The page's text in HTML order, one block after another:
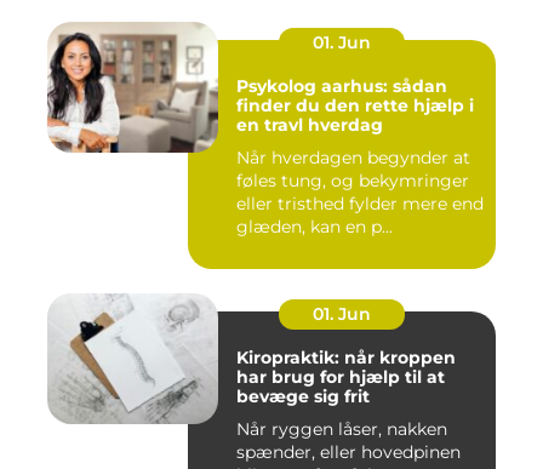
01. Jun
Psykolog aarhus: sådan
finder du den rette hjælp i
en travl hverdag
Når hverdagen begynder at
føles tung, og bekymringer
eller tristhed fylder mere end
glæden, kan en p...
01. Jun
Kiropraktik: når kroppen
har brug for hjælp til at
bevæge sig frit
Når ryggen låser, nakken
spænder, eller hovedpinen